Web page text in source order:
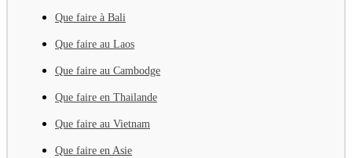
Que faire à Bali
Que faire au Laos
Que faire au Cambodge
Que faire en Thailande
Que faire au Vietnam
Que faire en Asie